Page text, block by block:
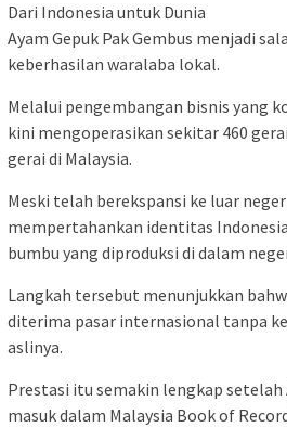
Dari Indonesia untuk Dunia
Ayam Gepuk Pak Gembus menjadi
keberhasilan waralaba lokal.
Melalui pengembangan bisnis yang
kini mengoperasikan sekitar 460
gerai di Malaysia.
Meski telah berekspansi ke luar
mempertahankan identitas
bumbu yang diproduksi di dalam
Langkah tersebut menunjukkan
diterima pasar internasional tanpa
aslinya.
Prestasi itu semakin lengkap setelah
masuk dalam Malaysia Book of